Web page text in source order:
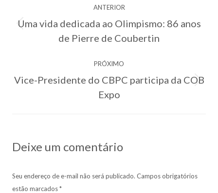
de
ANTERIOR
Post
anterior:
Uma vida dedicada ao Olimpismo: 86 anos
de Pierre de Coubertin
PRÓXIMO
Próximo
post:
Vice-Presidente do CBPC participa da COB
Expo
Deixe um comentário
Seu endereço de e-mail não será publicado. Campos obrigatórios
estão marcados*